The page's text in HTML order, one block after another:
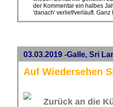
der Kommentar ein halbes
'danach' verlief/verläuft.
03.03.2019 -Galle, Sri
Auf Wiedersehen
Zurück an die